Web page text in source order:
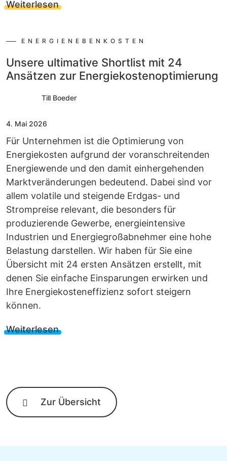
Weiterlesen
ENERGIENEBENKOSTEN
Unsere ultimative Shortlist mit 24
Ansätzen zur Energiekostenoptimierung
Till Boeder
4. Mai 2026
Für Unternehmen ist die Optimierung von
Energiekosten aufgrund der voranschreitenden
Energiewende und den damit einhergehenden
Marktveränderungen bedeutend. Dabei sind vor
allem volatile und steigende Erdgas- und
Strompreise relevant, die besonders für
produzierende Gewerbe, energieintensive
Industrien und Energiegroßabnehmer eine hohe
Belastung darstellen. Wir haben für Sie eine
Übersicht mit 24 ersten Ansätzen erstellt, mit
denen Sie einfache Einsparungen erwirken und
Ihre Energiekosteneffizienz sofort steigern
können.
Weiterlesen
Zur Übersicht